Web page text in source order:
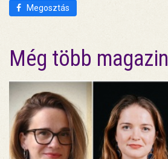
Megosztás
Még több magazin